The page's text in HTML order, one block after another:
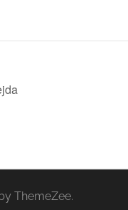
ThemeZee.